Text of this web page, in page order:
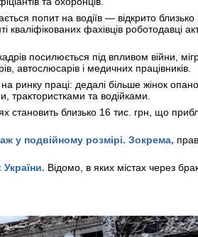
попит на водіїв — відкрито
кваліфікованих фахівців роботодавці
посилюється під впливом війни,
автослюсарів і медичних працівників.
ринку праці: дедалі більше жінок
та водійками.
становить близько 16 тис. грн, що
у подвійному розмірі. Зокрема,
Відомо, в яких містах через